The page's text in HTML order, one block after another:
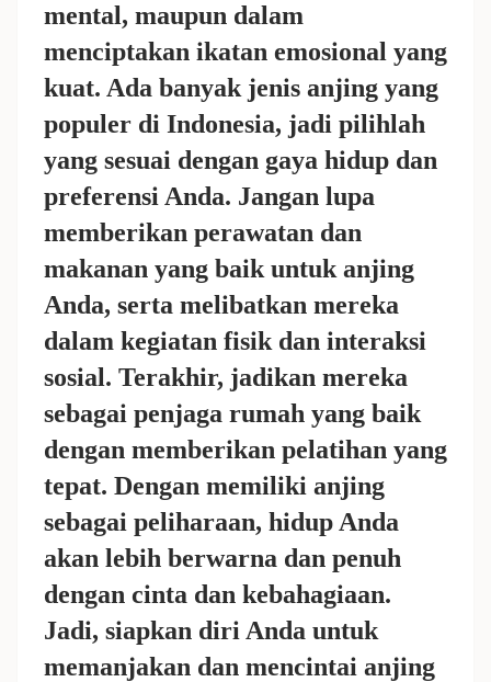
mental, maupun dalam
menciptakan ikatan emosional yang
kuat. Ada banyak jenis anjing yang
populer di Indonesia, jadi pilihlah
yang sesuai dengan gaya hidup dan
preferensi Anda. Jangan lupa
memberikan perawatan dan
makanan yang baik untuk anjing
Anda, serta melibatkan mereka
dalam kegiatan fisik dan interaksi
sosial. Terakhir, jadikan mereka
sebagai penjaga rumah yang baik
dengan memberikan pelatihan yang
tepat. Dengan memiliki anjing
sebagai peliharaan, hidup Anda
akan lebih berwarna dan penuh
dengan cinta dan kebahagiaan.
Jadi, siapkan diri Anda untuk
memanjakan dan mencintai anjing